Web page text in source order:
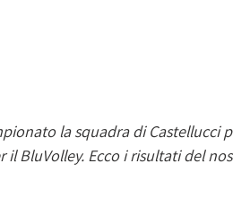
la squadra di Castellucci
il BluVolley. Ecco i risultati del